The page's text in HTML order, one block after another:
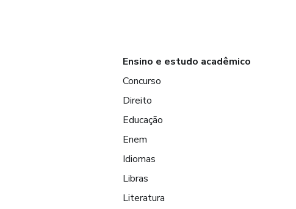
Ensino e estudo acadêmico
Concurso
Direito
Educação
Enem
Idiomas
Libras
Literatura